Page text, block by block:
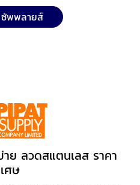
พพลายส์
ย ลวดสแตนเลส ราคา
ศษ